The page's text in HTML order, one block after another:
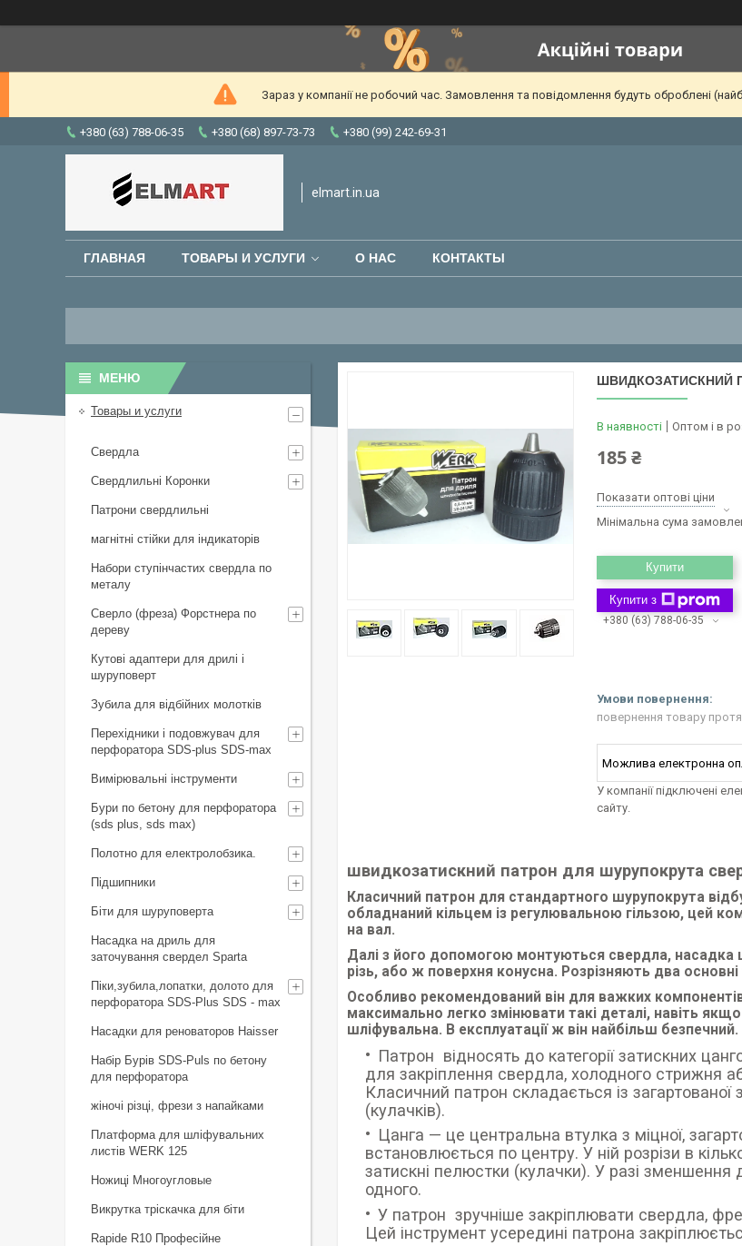
Зараз у компанії не робочий час. Замовлення та повідомлення будуть оброблені
+380 (63) 788-06-35 +380 (68) 897-73-73 +380 (99) 242-69-31
elmart.in.ua
ГЛАВНАЯ ТОВАРЫ И УСЛУГИ О НАС КОНТАКТЫ
ШВИДКОЗАТИСКНИЙ
В наявності Оптом і в
185 ₴
Показати оптові ціни
Мінімальна сума
Купити
Купити з
+380 (63) 788-06-35
повернення товару
У компанії підключені
сайту.
швидкозатискний патрон для шурупокрута
Класичний патрон для стандартного шурупокрута
обладнаний кільцем із регулювальною гільзою, цей
на вал.
Далі з його допомогою монтуються свердла, насадка
різь, або ж поверхня конусна. Розрізняють два основні
Особливо рекомендований він для важких
максимально легко змінювати такі деталі, навіть
шліфувальна. В експлуатації ж він найбільш безпечний.
Патрон відносять до категорії затискних
для закріплення свердла, холодного стрижня
Класичний патрон складається із
(кулачків).
Цанга — це центральна втулка з міцної,
встановлюється по центру. У ній розрізи в
затискні пелюстки (кулачки). У разі
одного.
У патрон зручніше закріплювати свердла,
Цей інструмент усередині патрона
Товары и услуги
Свердла
Свердлильні Коронки
Патрони свердлильні
магнітні стійки для індикаторів
Набори ступінчастих свердла по
металу
Сверло (фреза) Форстнера по
дереву
Кутові адаптери для дрилі і
шуруповерт
Зубила для відбійних молотків
Перехідники і подовжувач для
перфоратора SDS-plus SDS-max
Вимірювальні інструменти
Бури по бетону для перфоратора
(sds plus, sds max)
Полотно для електролобзика.
Підшипники
Біти для шуруповерта
Насадка на дриль для
заточування свердел Sparta
Піки,зубила,лопатки, долото для
перфоратора SDS-Plus SDS - max
Насадки для реноваторов Haisser
Набір Бурів SDS-Puls по бетону
для перфоратора
жіночі різці, фрези з напайками
Платформа для шліфувальних
листів WERK 125
Ножиці Многоугловые
Викрутка тріскачка для біти
Rapide R10 Професійне